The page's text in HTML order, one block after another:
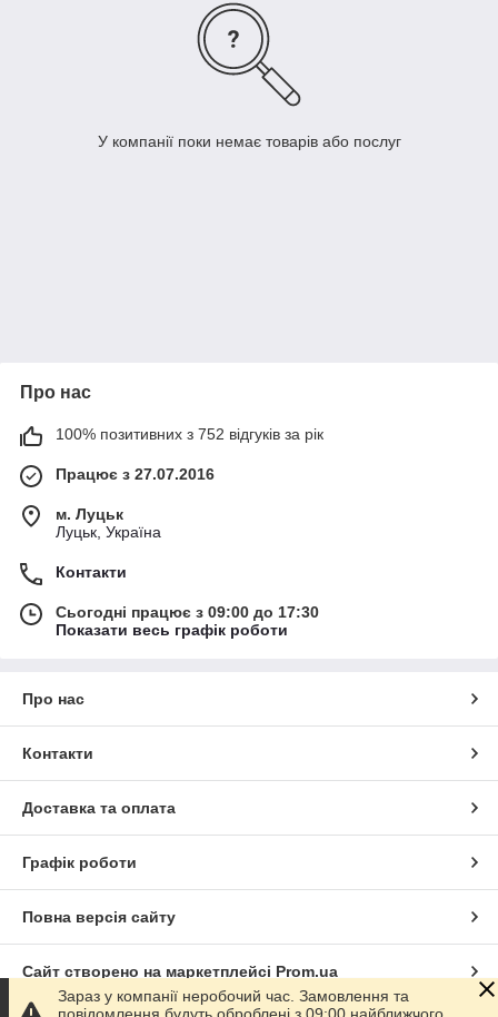
У компанії поки немає товарів або послуг
Про нас
100% позитивних з 752 відгуків за рік
Працює з 27.07.2016
м. Луцьк
Луцьк, Україна
Контакти
Сьогодні працює з 09:00 до 17:30
Показати весь графік роботи
Про нас
Контакти
Доставка та оплата
Графік роботи
Повна версія сайту
Сайт створено на маркетплейсі Prom.ua
Зараз у компанії неробочий час. Замовлення та